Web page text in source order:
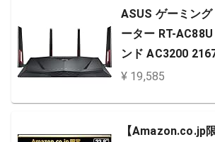
ASUS ゲーミン
ーター RT-
ンド AC3200
大21台 4LDK 3階
¥ 19,585
【Amazon.co.jp